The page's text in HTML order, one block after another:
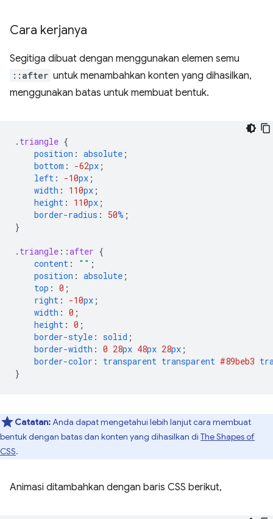
Cara kerjanya
Segitiga dibuat dengan menggunakan elemen semu
::after untuk menambahkan konten yang dihasilkan,
menggunakan batas untuk membuat bentuk.
. triangle {
position : absolute ;
bottom : -62px ;
left : -10px ;
width : 110px ;
height : 110px ;
border-radius : 50% ;
}
. triangle ::after {
content : "" ;
position : absolute ;
top : 0 ;
right : -10px ;
width : 0 ;
height : 0 ;
border-style : solid ;
border-width : 0 28px 48px 28px ;
border-color : transparent transparent #89beb3
}
Catatan:Anda dapat mengetahui lebih lanjut cara membuat
bentuk dengan batas dan konten yang dihasilkan di The Shapes of
CSS.
Animasi ditambahkan dengan baris CSS berikut,